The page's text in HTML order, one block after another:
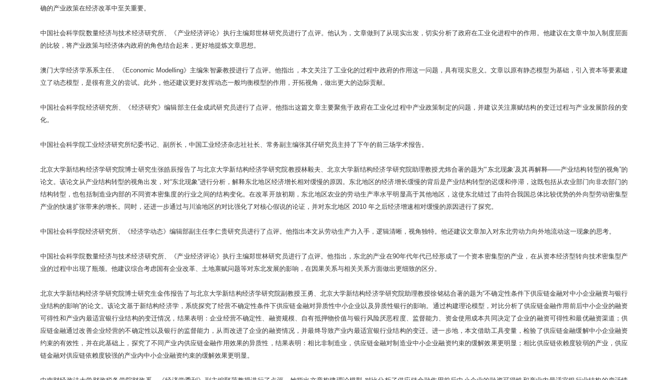
确的产业政策在经济改革中至关重要。
中国社会科学院数量经济与技术经济研究所、《产业经济评论》执行主编郑世林研究员进行了点评。他认为，文章做到了从现实出发，切实分析了政府在工业化进程中的作用。他建议在文章中加入制度层面
的比较，将产业政策与经济体内政府的角色结合起来，更好地提炼文章思想。
澳门大学经济学系系主任、《Economic Modelling》主编朱智豪教授进行了点评。他指出，本文关注了工业化的过程中政府的作用这一问题，具有现实意义。文章以原有静态模型为基础，引入资本等要素建
立了动态模型，是很有意义的尝试。此外，他还建议更好发挥动态一般均衡模型的作用，开拓视角，做出更大的边际贡献。
中国社会科学院经济研究所、《经济研究》编辑部主任金成武研究员进行了点评。他指出这篇文章主要聚焦于政府在工业化过程中产业政策制定的问题，并建议关注禀赋结构的变迁过程与产业发展阶段的变
化。
中国社会科学院工业经济研究所纪委书记、副所长，中国工业经济杂志社社长、常务副主编张其仔研究员主持了下午的前三场学术报告。
北京大学新结构经济学研究院博士研究生张皓辰报告了与北京大学新结构经济学研究院教授林毅夫、北京大学新结构经济学研究院助理教授尤炜合著的题为“‘东北现象’及其再解释——产业结构转型的视角”的
论文。该论文从产业结构转型的视角出发，对“东北现象”进行分析，解释东北地区经济增长相对缓慢的原因。东北地区的经济增长缓慢的背后是产业结构转型的迟缓和停滞，这既包括从农业部门向非农部门的
结构转型，也包括制造业内部的不同资本密集度的行业之间的结构变化。在改革开放初期，东北地区农业的劳动生产率水平明显高于其他地区，这使东北错过了由符合我国总体比较优势的外向型劳动密集型
产业的快速扩张带来的增长。同时，还进一步通过与川渝地区的对比强化了对核心假说的论证，并对东北地区 2010 年之后经济增速相对缓慢的原因进行了探究。
中国社会科学院经济研究所、《经济学动态》编辑部副主任李仁贵研究员进行了点评。他指出本文从劳动生产力入手，逻辑清晰，视角独特。他还建议文章加入对东北劳动力向外地流动这一现象的思考。
中国社会科学院数量经济与技术经济研究所、《产业经济评论》执行主编郑世林研究员进行了点评。他指出，东北的产业在90年代年代已经形成了一个资本密集型的产业，在从资本经济型转向技术密集型产
业的过程中出现了瓶颈。他建议综合考虑国有企业改革、土地禀赋问题等对东北发展的影响，在因果关系与相关关系方面做出更细致的区分。
北京大学新结构经济学研究院博士研究生金伟报告了与北京大学新结构经济学研究院副教授王勇、北京大学新结构经济学研究院助理教授徐铭梽合著的题为“不确定性条件下供应链金融对中小企业融资与银行
业结构的影响”的论文。该论文基于新结构经济学，系统探究了经营不确定性条件下供应链金融对异质性中小企业以及异质性银行的影响。通过构建理论模型，对比分析了供应链金融作用前后中小企业的融资
可得性和产业内最适宜银行业结构的变迁情况，结果表明：企业经营不确定性、融资规模、自有抵押物价值与银行风险厌恶程度、监督能力、资金使用成本共同决定了企业的融资可得性和最优融资渠道；供
应链金融通过改善企业经营的不确定性以及银行的监督能力，从而改进了企业的融资情况，并最终导致产业内最适宜银行业结构的变迁。进一步地，本文借助工具变量，检验了供应链金融缓解中小企业融资
约束的有效性，并在此基础上，探究了不同产业内供应链金融作用效果的异质性，结果表明：相比非制造业，供应链金融对制造业中小企业融资约束的缓解效果更明显；相比供应链依赖度较弱的产业，供应
链金融对供应链依赖度较强的产业内中小企业融资约束的缓解效果更明显。